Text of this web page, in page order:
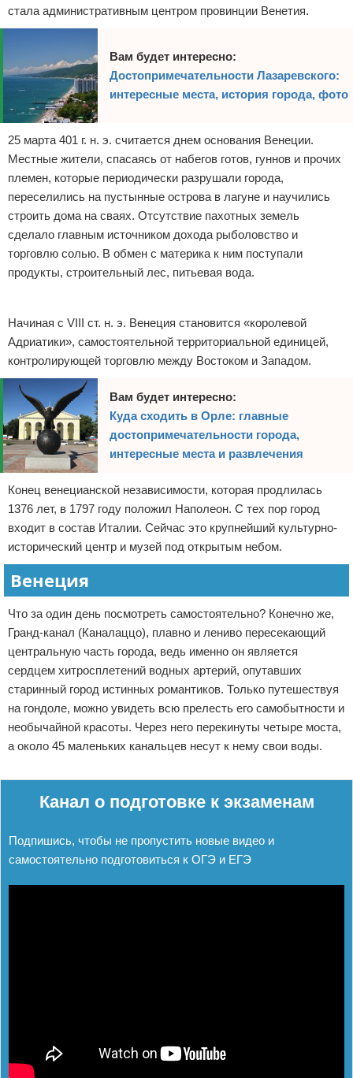
стала административным центром провинции Венетия.
Вам будет интересно:
Достопримечательности Лазаревского:
интересные места, история города, фото
25 марта 401 г. н. э. считается днем основания Венеции.
Местные жители, спасаясь от набегов готов, гуннов и прочих
племен, которые периодически разрушали города,
переселились на пустынные острова в лагуне и научились
строить дома на сваях. Отсутствие пахотных земель
сделало главным источником дохода рыболовство и
торговлю солью. В обмен с материка к ним поступали
продукты, строительный лес, питьевая вода.
Начиная с VIII ст. н. э. Венеция становится «королевой
Адриатики», самостоятельной территориальной единицей,
контролирующей торговлю между Востоком и Западом.
Вам будет интересно:
Куда сходить в Орле: главные
достопримечательности города,
интересные места и развлечения
Конец венецианской независимости, которая продлилась
1376 лет, в 1797 году положил Наполеон. С тех пор город
входит в состав Италии. Сейчас это крупнейший культурно-
исторический центр и музей под открытым небом.
Венеция
Что за один день посмотреть самостоятельно? Конечно же,
Гранд-канал (Каналаццо), плавно и лениво пересекающий
центральную часть города, ведь именно он является
сердцем хитросплетений водных артерий, опутавших
старинный город истинных романтиков. Только путешествуя
на гондоле, можно увидеть всю прелесть его самобытности и
необычайной красоты. Через него перекинуты четыре моста,
а около 45 маленьких канальцев несут к нему свои воды.
Канал о подготовке к экзаменам
Подпишись, чтобы не пропустить новые видео и
самостоятельно подготовиться к ОГЭ и ЕГЭ